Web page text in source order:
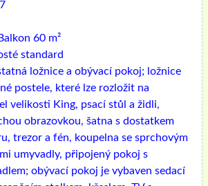
60 m²
standard
ložnice a obývací pokoj; ložnice
postele, které lze rozložit na
velikosti King, psací stůl a židli,
obrazovkou, šatna s dostatkem
trezor a fén, koupelna se sprchovým
umyvadly, připojený pokoj s
obývací pokoj je vybaven sedací